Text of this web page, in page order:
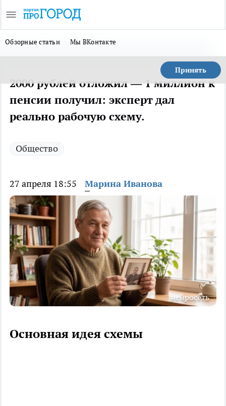
Обзорные статьи Мы ВКонтакте
Принять
2000 рублей отложил — 1 миллион к
пенсии получил: эксперт дал
реально рабочую схему.
Общество
27 апреля 18:55 Марина Иванова
нейросеть
Основная идея схемы